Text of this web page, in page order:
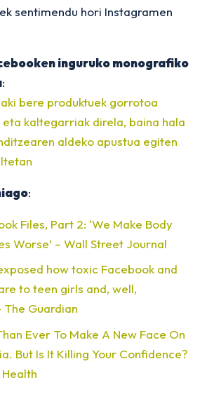
sentimendu hori Instagramen
inguruko monografiko
:
bere produktuek gorrotoa
kaltegarriak direla, baina hala
aldeko apustua egiten
:
Files, Part 2: ‘We Make Body
Worse’ – Wall Street Journal
how toxic Facebook and
to teen girls and, well,
Guardian
Ever To Make A New Face On
But Is It Killing Your Confidence?
Health